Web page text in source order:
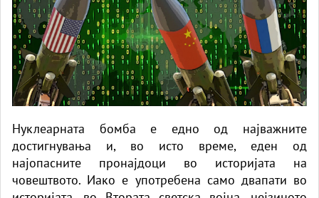
Нуклеарната бомба е едно од најважните
достигнувања и, во исто време, еден од
најопасните пронајдоци во историјата на
човештвото. Иако е употребена само двапати во